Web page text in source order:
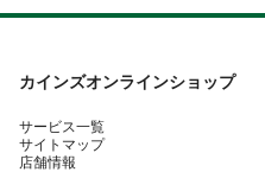
カインズオンラインショップ
サービス一覧
サイトマップ
店舗情報